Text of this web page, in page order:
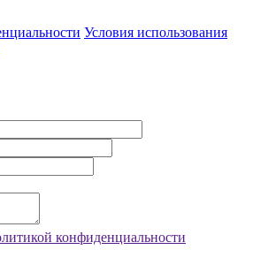
Условия использования
конфиденциальности